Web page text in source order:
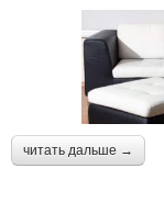
читать дальше →